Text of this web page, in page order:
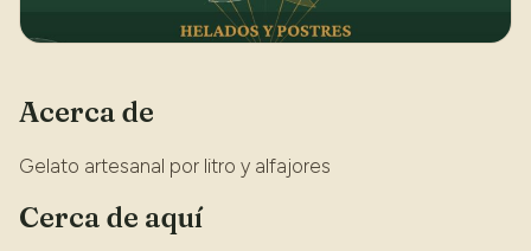
Acerca de
Gelato artesanal por litro y alfajores
Cerca de aquí